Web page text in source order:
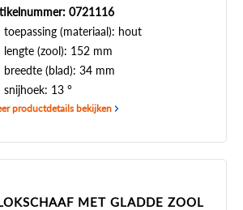
0721116
toepassing (materiaal): hout
lengte (zool): 152 mm
breedte (blad): 34 mm
snijhoek: 13 °
productdetails bekijken
MET GLADDE ZOOL